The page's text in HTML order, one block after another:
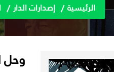
الرئيسية إصدارات الدار
وحل